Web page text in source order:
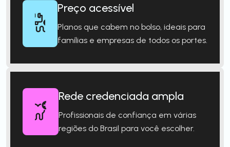
Preço acessível
Planos que cabem no bolso, ideais para
famílias e empresas de todos os portes.
Rede credenciada ampla
Profissionais de confiança em várias
regiões do Brasil para você escolher.